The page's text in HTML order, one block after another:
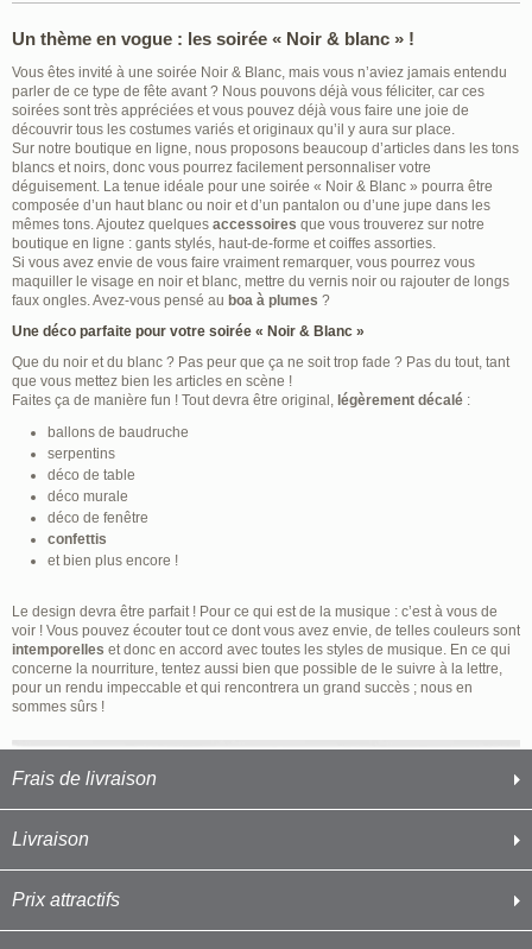
Frais de livraison
Livraison
Prix attractifs
Un thème en vogue : les soirée « Noir & blanc » !
Vous êtes invité à une soirée Noir & Blanc, mais vous n’aviez jamais entendu
parler de ce type de fête avant ? Nous pouvons déjà vous féliciter, car ces
soirées sont très appréciées et vous pouvez déjà vous faire une joie de
découvrir tous les costumes variés et originaux qu’il y aura sur place.
Sur notre boutique en ligne, nous proposons beaucoup d’articles dans les tons
blancs et noirs, donc vous pourrez facilement personnaliser votre
déguisement. La tenue idéale pour une soirée « Noir & Blanc » pourra être
composée d’un haut blanc ou noir et d’un pantalon ou d’une jupe dans les
mêmes tons. Ajoutez quelques accessoires que vous trouverez sur notre
boutique en ligne : gants stylés, haut-de-forme et coiffes assorties.
Si vous avez envie de vous faire vraiment remarquer, vous pourrez vous
maquiller le visage en noir et blanc, mettre du vernis noir ou rajouter de longs
faux ongles. Avez-vous pensé au boa à plumes ?
Une déco parfaite pour votre soirée « Noir & Blanc »
Que du noir et du blanc ? Pas peur que ça ne soit trop fade ? Pas du tout, tant
que vous mettez bien les articles en scène !
Faites ça de manière fun ! Tout devra être original, légèrement décalé :
ballons de baudruche
serpentins
déco de table
déco murale
déco de fenêtre
confettis
et bien plus encore !
Le design devra être parfait ! Pour ce qui est de la musique : c’est à vous de
voir ! Vous pouvez écouter tout ce dont vous avez envie, de telles couleurs sont
intemporelles et donc en accord avec toutes les styles de musique. En ce qui
concerne la nourriture, tentez aussi bien que possible de le suivre à la lettre,
pour un rendu impeccable et qui rencontrera un grand succès ; nous en
sommes sûrs !